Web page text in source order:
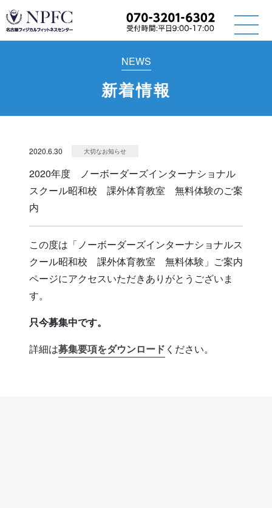
NEWS
新着情報
2020.6.30 大切なお知らせ
2020年度 ノーボーダーズインターナショナル
スクール昭和校 課外体育教室 無料体験のご案
内
この度は「ノーボーダーズインターナショナルス
クール昭和校 課外体育教室 無料体験」ご案内
ページにアクセスいただきありがとうございま
す。
只今募集中です。
詳細は募集要項をダウンロード ください。